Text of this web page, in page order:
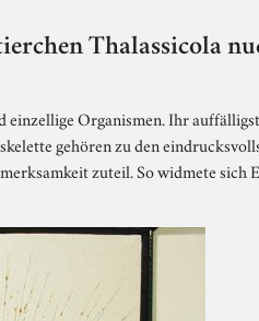
Thalassicola
Organismen. Ihr
gehören zu den
zuteil. So widmete